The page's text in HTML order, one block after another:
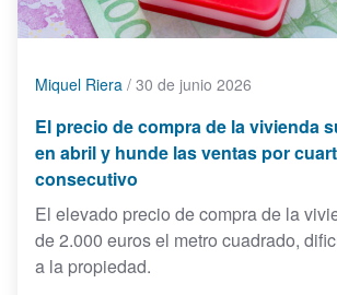
Miquel Riera / 30 de junio 2026
El precio de compra de la vivienda
en abril y hunde las ventas por
consecutivo
El elevado precio de compra de la
de 2.000 euros el metro cuadrado,
a la propiedad.